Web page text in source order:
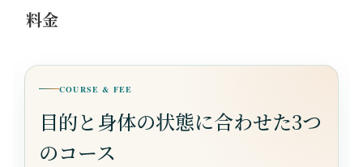
料金
COURSE & FEE
目的と身体の状態に合わせた3つ
のコース